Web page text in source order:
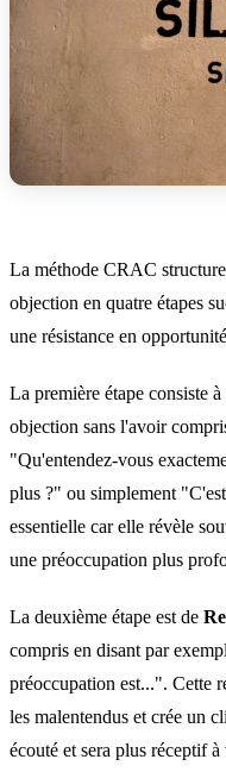
La méthode CRAC
objection en quatre étapes
une résistance en
La première étape consiste à
objection sans l'avoir
"Qu'entendez-vous
plus ?" ou simplement
essentielle car elle révèle
une préoccupation plus
La deuxième étape est de
compris en disant par
préoccupation est...". Cette
les malentendus et crée un
écouté et sera plus réceptif à